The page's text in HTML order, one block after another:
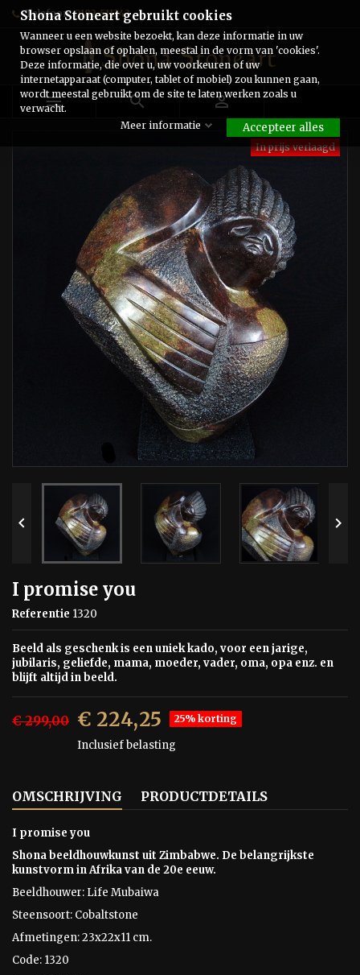
Telefoon: 0182-511243
  
In prijs verlaagd
 
I promise you
Referentie 1320
Beeld als geschenk is een uniek kado, voor een jarige,
jubilaris, geliefde, mama, moeder, vader, oma, opa enz. en
blijft altijd in beeld.
€ 299,00 € 224,25 25% korting
Inclusief belasting
OMSCHRIJVING PRODUCTDETAILS
I promise you
Shona beeldhouwkunst uit Zimbabwe. De belangrijkste
kunstvorm in Afrika van de 20e eeuw.
Beeldhouwer: Life Mubaiwa
Steensoort: Cobaltstone
Afmetingen: 23x22x11 cm.
Code: 1320
Shona Stoneart gebruikt cookies
Wanneer u een website bezoekt, kan deze informatie in uw
browser opslaan of ophalen, meestal in de vorm van 'cookies'.
Deze informatie, die over u, uw voorkeuren of uw
internetapparaat (computer, tablet of mobiel) zou kunnen gaan,
wordt meestal gebruikt om de site te laten werken zoals u
verwacht.
Meer informatie
Accepteer alles